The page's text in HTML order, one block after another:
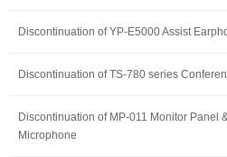
Discontinuation of YP-E5000 Assist
Discontinuation of TS-780 series
Discontinuation of MP-011 Monitor Panel
Microphone